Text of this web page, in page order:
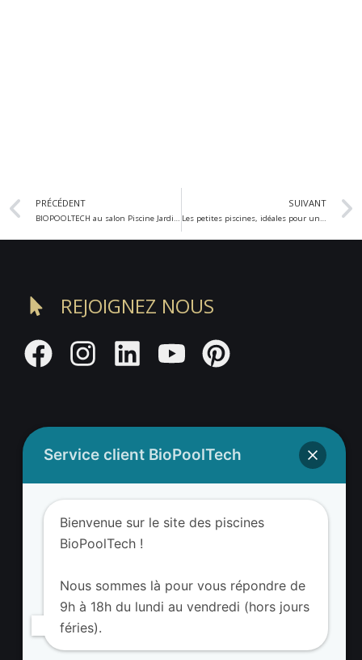
PRÉCÉDENT
BIOPOOLTECH au salon Piscine Jardin et rénovation du 3 au 6 mars à Marseille
SUIVANT
Les petites piscines, idéales pour un petit jardin !
REJOIGNEZ NOUS
Adresse BioValue BioPoolTech
BioValue BioPoolTech
Service client BioPoolTech
Bienvenue sur le site des piscines
BioPoolTech !
Nous sommes là pour vous répondre de
9h à 18h du lundi au vendredi (hors jours
féries).